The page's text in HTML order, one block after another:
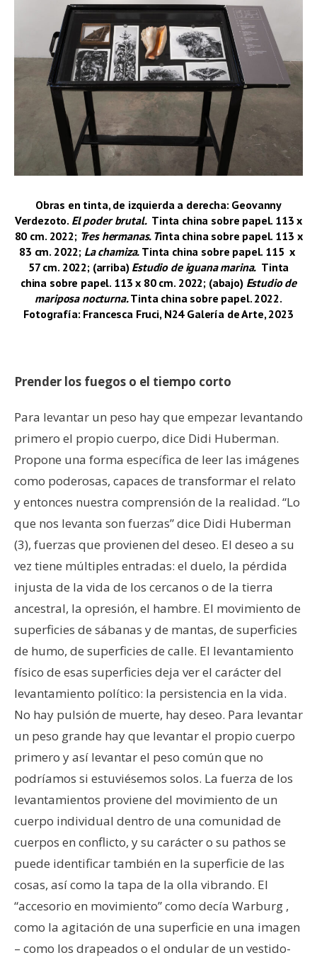
Obras en tinta, de izquierda a derecha: Geovanny
Verdezoto. El poder brutal. Tinta china sobre papel. 113 x
80 cm. 2022; Tres hermanas. Tinta china sobre papel. 113 x
83 cm. 2022; La chamiza. Tinta china sobre papel. 115 x
57 cm. 2022; (arriba) Estudio de iguana marina. Tinta
china sobre papel. 113 x 80 cm. 2022; (abajo) Estudio de
mariposa nocturna.Tinta china sobre papel. 2022.
Fotografía: Francesca Fruci, N24 Galería de Arte, 2023
Prender los fuegos o el tiempo corto
Para levantar un peso hay que empezar levantando
primero el propio cuerpo, dice Didi Huberman.
Propone una forma específica de leer las imágenes
como poderosas, capaces de transformar el relato
y entonces nuestra comprensión de la realidad. “Lo
que nos levanta son fuerzas” dice Didi Huberman
(3), fuerzas que provienen del deseo. El deseo a su
vez tiene múltiples entradas: el duelo, la pérdida
injusta de la vida de los cercanos o de la tierra
ancestral, la opresión, el hambre. El movimiento de
superficies de sábanas y de mantas, de superficies
de humo, de superficies de calle. El levantamiento
físico de esas superficies deja ver el carácter del
levantamiento político: la persistencia en la vida.
No hay pulsión de muerte, hay deseo. Para levantar
un peso grande hay que levantar el propio cuerpo
primero y así levantar el peso común que no
podríamos si estuviésemos solos. La fuerza de los
levantamientos proviene del movimiento de un
cuerpo individual dentro de una comunidad de
cuerpos en conflicto, y su carácter o su pathos se
puede identificar también en la superficie de las
cosas, así como la tapa de la olla vibrando. El
“accesorio en movimiento” como decía Warburg ,
como la agitación de una superficie en una imagen
– como los drapeados o el ondular de un vestido-